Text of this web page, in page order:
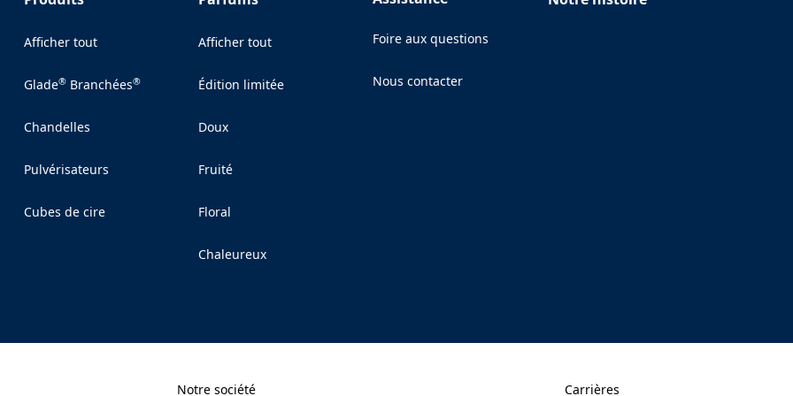
Afficher tout
Glade®Branchées®
Chandelles
Pulvérisateurs
Cubes de cire
Afficher tout
Édition limitée
Doux
Fruité
Floral
Chaleureux
Foire aux questions
Nous contacter
(Opens in a new tab)
Notre société Carrières